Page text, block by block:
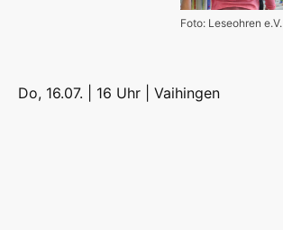
Foto: Leseohren e.V.
Do, 16.07. | 16 Uhr | Vaihingen